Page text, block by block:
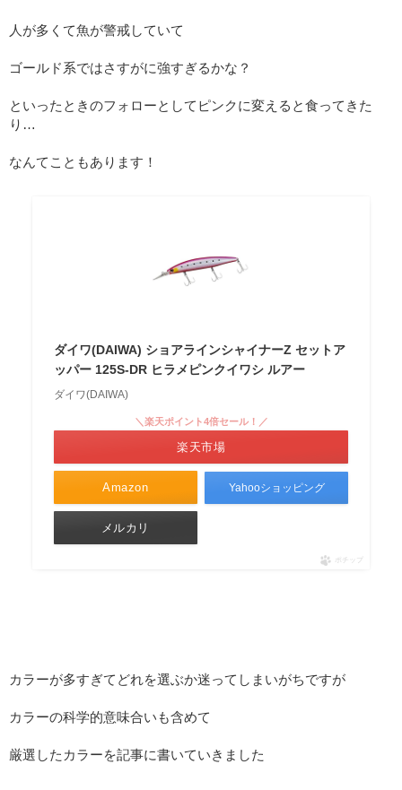
人が多くて魚が警戒していて
ゴールド系ではさすがに強すぎるかな？
といったときのフォローとしてピンクに変えると食ってきた
り…
なんてこともあります！
ダイワ(DAIWA) ショアラインシャイナーZ セットア
ッパー 125S-DR ヒラメピンクイワシ ルアー
ダイワ(DAIWA)
Amazon
＼楽天ポイント4倍セール！／
楽天市場
Yahooショッピング
メルカリ
ポチップ
カラーが多すぎてどれを選ぶか迷ってしまいがちですが
カラーの科学的意味合いも含めて
厳選したカラーを記事に書いていきました